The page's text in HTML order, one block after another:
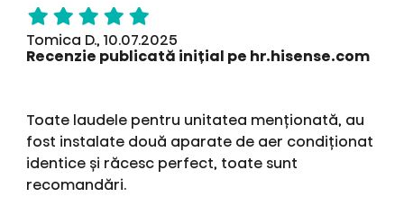
Tomica D., 10.07.2025
Recenzie publicată inițial pe hr.hisense.com
Toate laudele pentru unitatea menționată, au
fost instalate două aparate de aer condiționat
identice și răcesc perfect, toate sunt
recomandări.